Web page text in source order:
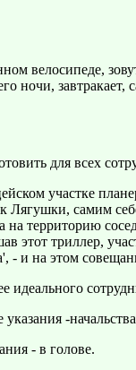
велосипеде,
ночи,
для всех
участке
самим
территорию
этот триллер,
- и на этом
-
- в голове.